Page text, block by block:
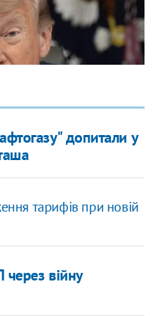
допитали у
тарифів при новій
війну